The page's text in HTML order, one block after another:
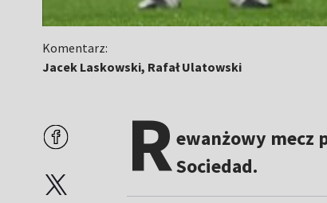
Komentarz:
Jacek Laskowski, Rafał Ulatowski
Rewanżowy mecz
Sociedad.